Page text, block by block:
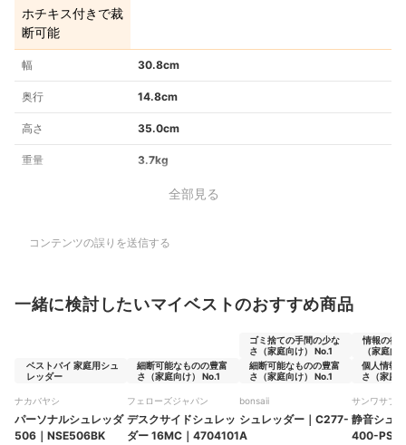
ホチキス付きで裁
断可能
幅 30.8cm
奥行 14.8cm
高さ 35.0cm
重量 3.7kg
全部見る
コンテンツの誤りを送信する
一緒に検討したいマイベストのおすすめ商品
ベストバイ 家庭用シュ
レッダー
ナカバヤシ
パーソナルシュレッダ
506 ｜ NSE506BK
細断可能なものの豊富
さ（家庭向け） No.1
フェローズジャパン
デスクサイドシュレッ
ダー 16MC ｜ 4704101
ゴミ捨ての手間の少な
さ（家庭向け） No.1
細断可能なものの豊富
さ（家庭向け） No.1
bonsaii
シュレッダー ｜ C277-
A
情報の復
（家庭向
個人情報
さ（家庭
サンワサプ
静音シュ
400-